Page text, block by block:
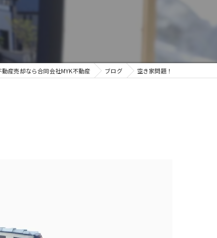
産売却なら合同会社MYK不動産 ブログ 空き家問題！